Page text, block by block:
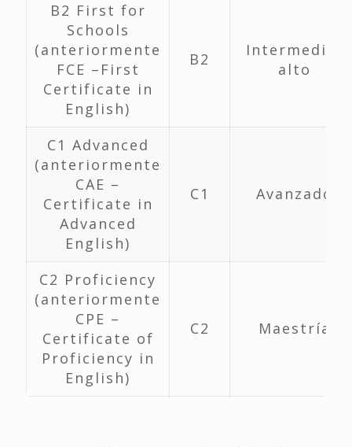
B2 First for
Schools
(anteriormente
FCE –First
Certificate in
English)
B2
Intermedio-
alto
C1 Advanced
(anteriormente
CAE –
Certificate in
Advanced
English)
C1 Avanzado
C2 Proficiency
(anteriormente
CPE –
Certificate of
Proficiency in
English)
C2 Maestría